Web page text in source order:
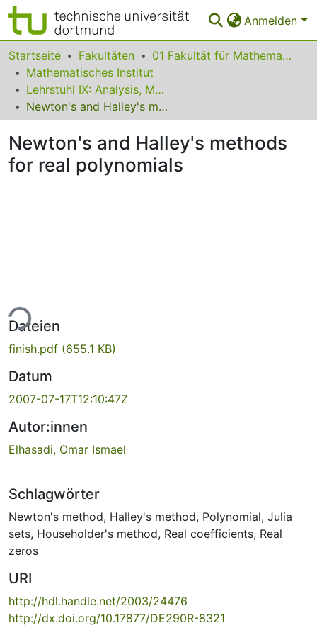
Anmelden
Bereiche & Sammlungen
Das gesamte Repositorium
Statistiken
FAQ
Leitlinien
Startseite Fakultäten
01 Fakultät für Mathematik
Mathematisches Institut
Lehrstuhl IX: Analysis, Mathematische Physik & Dynamische Systeme
Newton's and Halley's methods for real polynomials
Newton's and Halley's methods
for real polynomials
Dateien
finish.pdf (655.1 KB)
Datum
2007-07-17T12:10:47Z
Autor:innen
Elhasadi, Omar Ismael
Schlagwörter
Newton's method, Halley's method, Polynomial, Julia
sets, Householder's method, Real coefficients, Real
zeros
URI
http://hdl.handle.net/2003/24476
http://dx.doi.org/10.17877/DE290R-8321